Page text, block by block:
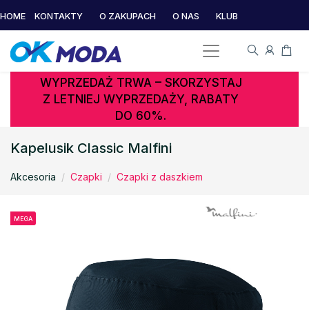
HOME KONTAKTY O ZAKUPACH O NAS KLUB
WYPRZEDAŻ TRWA – SKORZYSTAJ
Z LETNIEJ WYPRZEDAŻY, RABATY
DO 60%.
Kapelusik Classic Malfini
Akcesoria Czapki Czapki z daszkiem
MEGA